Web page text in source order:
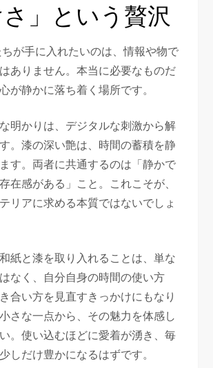
さ」という贅沢
が手に入れたいのは、情報や物で
ありません。本当に必要なものだ
が静かに落ち着く場所です。
明かりは、デジタルな刺激から解
。漆の深い艶は、時間の蓄積を静
す。両者に共通するのは「静かで
在感がある」こと。これこそが、
リアに求める本質ではないでしょ
紙と漆を取り入れることは、単な
なく、自分自身の時間の使い方
合い方を見直すきっかけにもなり
さな一点から、その魅力を体感し
。使い込むほどに愛着が湧き、毎
しだけ豊かになるはずです。